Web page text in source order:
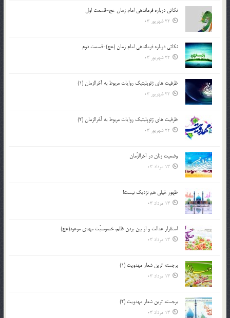
نکاتى درباره فرماندهى امام زمان عج-قسمت اول
22 شهریور 03
نکاتى درباره فرماندهى امام زمان (عج)-قسمت دوم
22 شهریور 03
ظرفیت های ژئوپلیتیک روایات مربوط به آخرالزمان (1)
22 شهریور 03
ظرفیت های ژئوپلیتیک روایات مربوط به آخرالزمان (2)
22 شهریور 03
وضعیت زنان در آخرالزّمان
13 مرداد 03
ظهور خیلی هم نزدیک نیست!
13 مرداد 03
استقرار عدالت و از بين بردن ظلم، خصوصيّت مهدي موعود(عج)
13 مرداد 03
برجسته ترين شعار مهدويت (1)
13 مرداد 03
برجسته ترين شعار مهدويت (2)
13 مرداد 03